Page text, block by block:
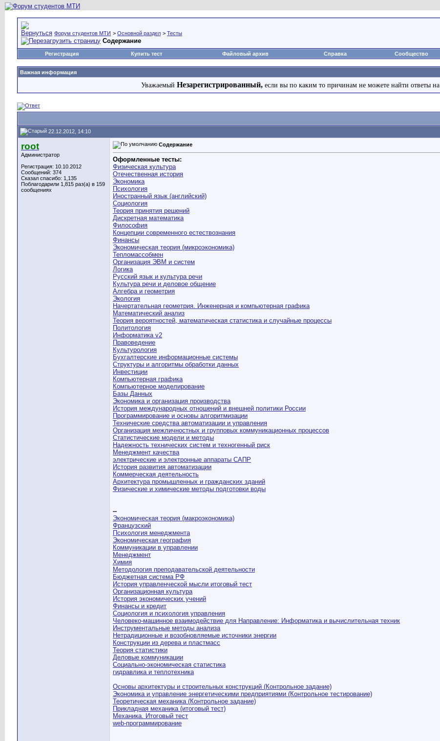
Форум студентов МТИ > Основной раздел > Тесты
Содержание
Регистрация Купить тест Файловый архив Справка Сообщество
Важная информация
Уважаемый Незарегистрированный, если вы по каким то причинам не можете найти ответы
22.12.2012, 14:10
root
Администратор
Регистрация: 10.10.2012
Сообщений: 374
Сказал спасибо: 1,135
Поблагодарили 1,815 раз(а) в 159
сообщениях
Содержание
Оформленные тесты:
Физическая культура
Отечественная история
Экономика
Психология
Иностранный язык (английский)
Социология
Теория принятия решений
Дискретная математика
Философия
Концепции современного естествознания
Финансы
Экономическая теория (микроэкономика)
Тепломассобмен
Организация ЭВМ и систем
Логика
Русский язык и культура речи
Культура речи и деловое общение
Алгебра и геометрия
Экология
Начертательная геометрия. Инженерная и компьютерная графика
Математический анализ
Теория вероятностей, математическая статистика и случайные процессы
Политология
Информатика v2
Правоведение
Культурология
Бухгалтерские информационные системы
Структуры и алгоритмы обработки данных
Инвестиции
Компьютерная графика
Компьютерное моделирование
Базы Данных
Экономика и организация производства
История международных отношений и внешней политики России
Программирование и основы алгоритмизации
Технические средства автоматизации и управления
Организация межличностных и групповых коммуникационных процессов
Статистические модели и методы
Надежность технических систем и техногенный риск
Менеджмент качества
электрические и электронные аппараты САПР
История развития автоматизации
Коммерческая деятельность
Архитектура промышленных и гражданских зданий
Физические и химические методы подготовки воды
--
Экономическая теория (макроэкономика)
Французский
Психология менеджмента
Экономическая география
Коммуникации в управлении
Менеджмент
Химия
Методология преподавательской деятельности
Бюджетная система РФ
История управленческой мысли итоговый тест
Организационная культура
История экономических учений
Финансы и кредит
Социология и психология управления
Человеко-машинное взаимодействие для Направление: Информатика и вычислительная техник
Инструментальные методы анализа
Нетрадиционные и возобновляемые источники энергии
Конструкции из дерева и пластмасс
Теория статистики
Деловые коммуникации
Социально-экономическая статистика
гидравлика и теплотехника
Основы архитектуры и строительных конструкций (Контрольное задание)
Экономика и управление энергетическими предприятиями (Контрольное тестирование)
Теоретическая механика (Контрольное задание)
Прикладная механика (итоговый тест)
Механика. Итоговый тест
web-программирование